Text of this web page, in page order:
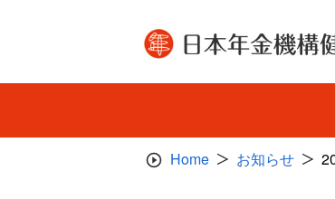
Home お知らせ